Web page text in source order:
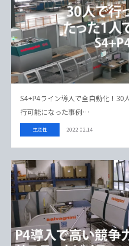
S4+P4ライン導入で全自動化！30
行可能になった事例…
生産性 2022.02.14